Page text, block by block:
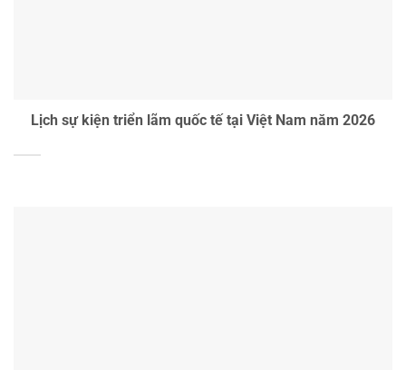
Lịch sự kiện triển lãm quốc tế tại Việt Nam năm 2026